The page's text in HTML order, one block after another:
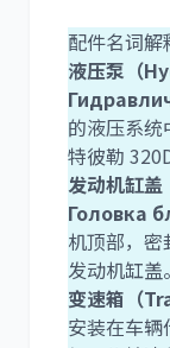
配件名词解
液压泵（
的液压系
特彼勒
发动机缸
Головка
机顶部，密
发动机缸盖。
变速箱（
安装在车辆